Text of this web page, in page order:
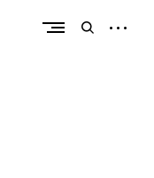
openopen